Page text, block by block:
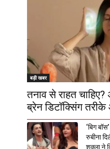
बड़ी खबर
तनाव से राहत
ब्रेन डिटॉक्सिंग
‘बिग
रुबीना
शुक्ला ने